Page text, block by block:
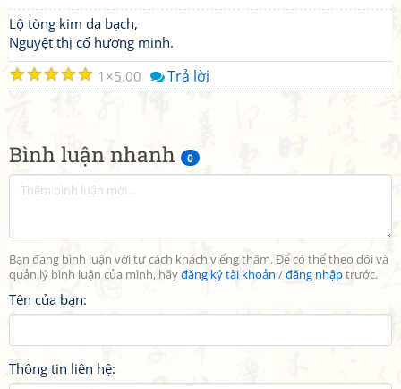
Bình luận nhanh 0
Bạn đang bình luận với tư cách khách viếng thăm. Để có thể theo dõi và
quản lý bình luận của mình, hãyđăng ký tài khoản /đăng nhậptrước.
Tên của bạn:
Thông tin liên hệ:
Lộ tòng kim dạ bạch,
Nguyệt thị cố hương minh.
☆
☆
☆
☆
☆ 1 5.00 Trả lời